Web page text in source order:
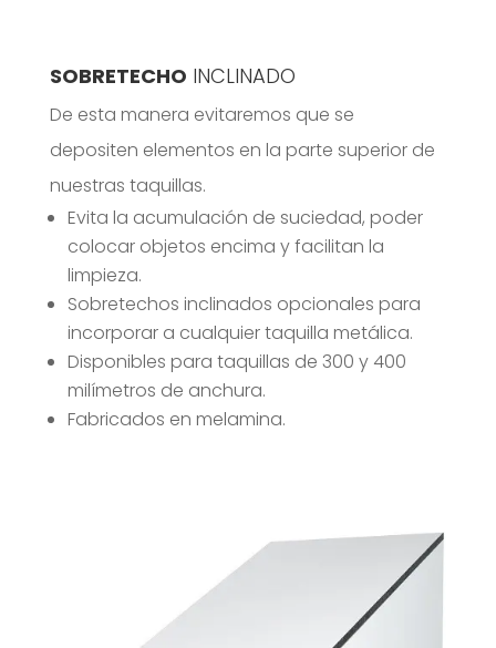
SOBRETECHO INCLINADO
De esta manera evitaremos que se
depositen elementos en la parte superior de
nuestras taquillas.
Evita la acumulación de suciedad, poder
colocar objetos encima y facilitan la
limpieza.
Sobretechos inclinados opcionales para
incorporar a cualquier taquilla metálica.
Disponibles para taquillas de 300 y 400
milímetros de anchura.
Fabricados en melamina.